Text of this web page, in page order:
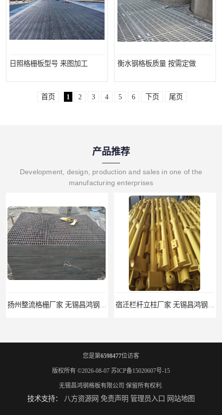
日照格栅板型号 来图加工 衡水钢格板质量 按需定做
首页 1 2 3 4 5 6 下页 尾页
产品推荐
Development, design, production and sales in one of the
manufacturing enterprises
您是第6598477位访客
版权所有 ©2026-08-07 苏ICP备15020607号-15
无锡昌鸿钢格板有限公司 保留所有权利.
技术支持： 八方资源网 免责声明 管理员入口 网站地图